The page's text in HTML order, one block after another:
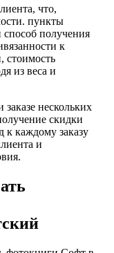
что,
пункты
получения
к
стоимость
из веса и
нескольких
скидки
к каждому заказу
и